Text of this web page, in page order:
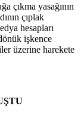
çıkma yasağının
çıplak
hesapları
işkence
üzerine harekete